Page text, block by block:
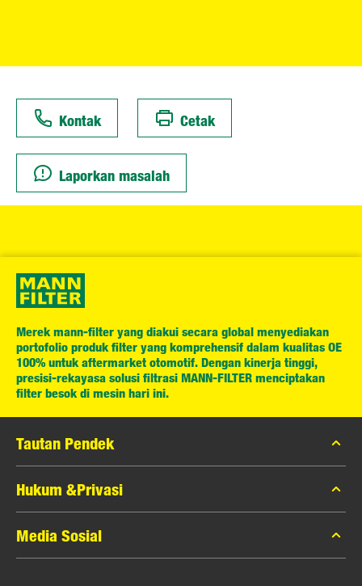
Kontak Cetak
Laporkan masalah
Merek mann-filter yang diakui secara global menyediakan
portofolio produk filter yang komprehensif dalam kualitas OE
100% untuk aftermarket otomotif. Dengan kinerja tinggi,
presisi-rekayasa solusi filtrasi MANN-FILTER menciptakan
filter besok di mesin hari ini.
Tautan Pendek
Katalog MANN-FILTER
Pencari MANN-FILTER
Peras
Hukum &Privasi
Privasi Data
Pemberitahuan Hukum
Media Sosial